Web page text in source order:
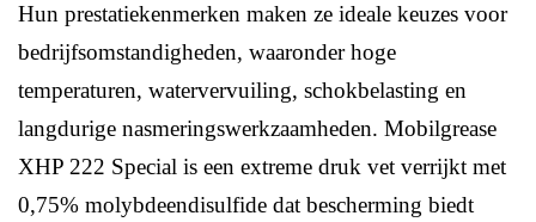
Hun prestatiekenmerken maken ze ideale keuzes voor
bedrijfsomstandigheden, waaronder hoge
temperaturen, watervervuiling, schokbelasting en
langdurige nasmeringswerkzaamheden. Mobilgrease
XHP 222 Special is een extreme druk vet verrijkt met
0,75% molybdeendisulfide dat bescherming biedt